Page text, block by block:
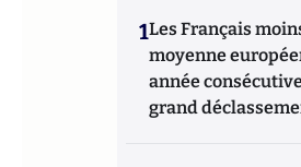
1Les Français
moyenne
année
grand